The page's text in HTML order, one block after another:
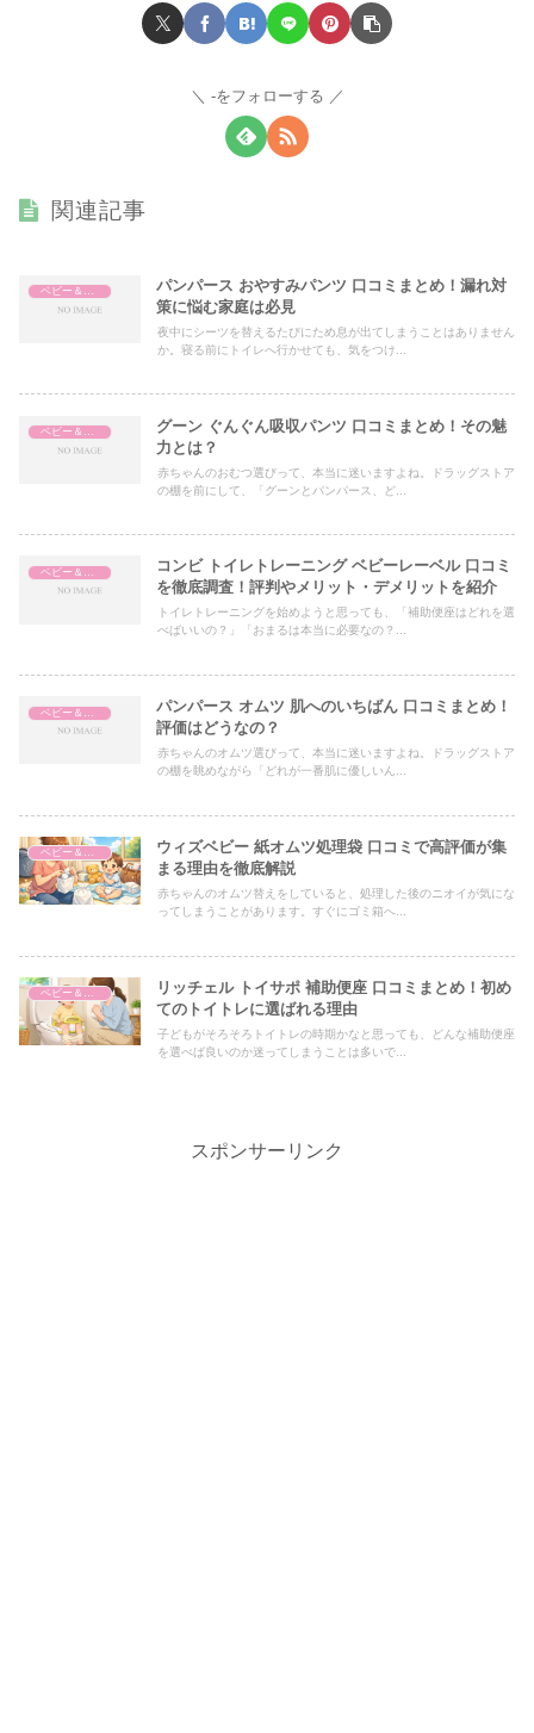
-をフォローする
関連記事
パンパース おやすみパンツ 口コミまとめ！漏れ対
策に悩む家庭は必見
夜中にシーツを替えるたびにため息が出てしまうことはありません
か。寝る前にトイレへ行かせても、気をつけ...
グーン ぐんぐん吸収パンツ 口コミまとめ！その魅
力とは？
赤ちゃんのおむつ選びって、本当に迷いますよね。ドラッグストア
の棚を前にして、「グーンとパンパース、ど...
コンビ トイレトレーニング ベビーレーベル 口コミ
を徹底調査！評判やメリット・デメリットを紹介
トイレトレーニングを始めようと思っても、「補助便座はどれを選
べばいいの？」「おまるは本当に必要なの？...
パンパース オムツ 肌へのいちばん 口コミまとめ！
評価はどうなの？
赤ちゃんのオムツ選びって、本当に迷いますよね。ドラッグストア
の棚を眺めながら「どれが一番肌に優しいん...
ベビー＆マタニティ
ウィズベビー 紙オムツ処理袋 口コミで高評価が集
まる理由を徹底解説
赤ちゃんのオムツ替えをしていると、処理した後のニオイが気にな
ってしまうことがあります。すぐにゴミ箱へ...
ベビー＆マタニティ
リッチェル トイサポ 補助便座 口コミまとめ！初め
てのトイトレに選ばれる理由
子どもがそろそろトイトレの時期かなと思っても、どんな補助便座
を選べば良いのか迷ってしまうことは多いで...
スポンサーリンク